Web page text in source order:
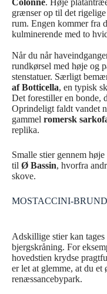
Colonne. Høje
grænser op til det
rum. Engen kommer fra
kulminerende med to
Når du når
rundkørsel med høje og
stenstatuer. Særligt
af Botticella, en typisk
Det forestiller en bonde,
Oprindeligt faldt vandet
gammel romersk
replika.
Smalle stier gennem
til Ø Bassin, hvorfra
skove.
MOSTACCINI-
Adskillige stier kan
bjergskråning. For
hovedstien krydse
er let at glemme, at du et
renæssancebypark.